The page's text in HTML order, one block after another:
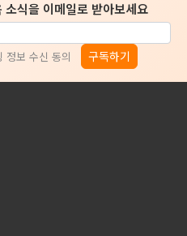
식을 이메일로 받아보세요
정보 수신 동의 구독하기